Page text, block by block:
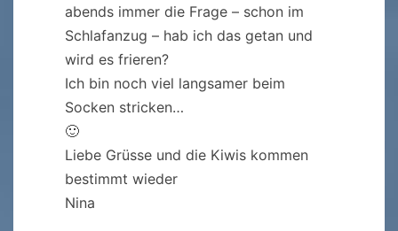
abends immer die Frage – schon im
Schlafanzug – hab ich das getan und
wird es frieren?
Ich bin noch viel langsamer beim
Socken stricken…
🙂
Liebe Grüsse und die Kiwis kommen
bestimmt wieder
Nina